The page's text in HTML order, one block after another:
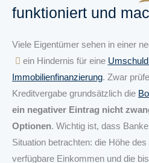
funktioniert und
Viele Eigentümer sehen in einer
ein Hindernis für eine
Immobilienfinanzierung. Zwar
Kreditvergabe grundsätzlich die
ein negativer Eintrag nicht
Optionen. Wichtig ist, dass
Situation betrachten: die Höhe
verfügbare Einkommen und die